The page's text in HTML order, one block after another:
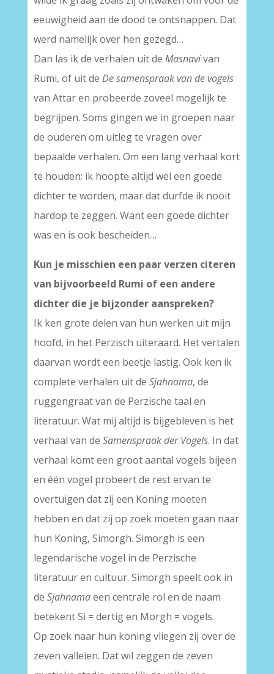
eeuwigheid aan de dood te ontsnappen. Dat
werd namelijk over hen gezegd…
Dan las ik de verhalen uit de Masnavivan
Rumi, of uit de De samenspraak van de vogels
van Attar en probeerde zoveel mogelijk te
begrijpen. Soms gingen we in groepen naar
de ouderen om uitleg te vragen over
bepaalde verhalen. Om een lang verhaal kort
te houden: ik hoopte altijd wel een goede
dichter te worden, maar dat durfde ik nooit
hardop te zeggen. Want een goede dichter
was en is ook bescheiden…
Kun je misschien een paar verzen citeren
van bijvoorbeeld Rumi of een andere
dichter die je bijzonder aanspreken?
Ik ken grote delen van hun werken uit mijn
hoofd, in het Perzisch uiteraard. Het vertalen
daarvan wordt een beetje lastig. Ook ken ik
complete verhalen uit de Sjahnama, de
ruggengraat van de Perzische taal en
literatuur. Wat mij altijd is bijgebleven is het
verhaal van de Samenspraak der Vogels. In dat
verhaal komt een groot aantal vogels bijeen
en één vogel probeert de rest ervan te
overtuigen dat zij een Koning moeten
hebben en dat zij op zoek moeten gaan naar
hun Koning, Simorgh. Simorgh is een
legendarische vogel in de Perzische
literatuur en cultuur. Simorgh speelt ook in
de Sjahnamaeen centrale rol en de naam
betekent Si = dertig en Morgh = vogels.
Op zoek naar hun koning vliegen zij over de
zeven valleien. Dat wil zeggen de zeven